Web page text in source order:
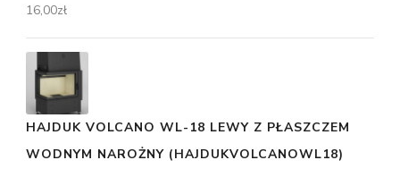
16,00zł
HAJDUK VOLCANO WL-18 LEWY Z PŁASZCZEM
WODNYM NAROŻNY (HAJDUKVOLCANOWL18)